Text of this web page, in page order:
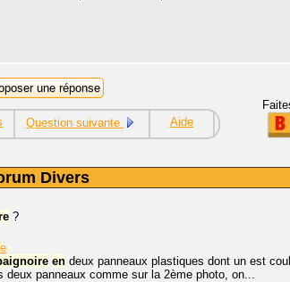
Question suivante Aide
Divers
?
en deux panneaux plastiques dont un est
deux panneaux comme sur la 2ème photo, on...